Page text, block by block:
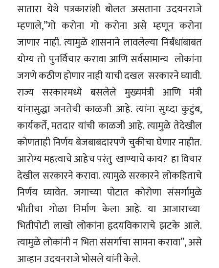
सातारा येथे पत्रकारांशी बोलत असताना उदयनराजे
म्हणाले,”गो करोना गो करोना असे म्हणून करोना
जाणार नाही. त्यामुळे शासनाने लावलेल्या निर्बंधांबाबत
योग्य तो पुनर्विचार करावा आणि सर्वसामान्य लोकांना
जगणे कठीण होणार नाही याची दखल सरकारने घ्यावी.
राज्य सरकारमध्ये बसलेले मुख्यमंत्री आणि मंत्री
यांनासुद्धा जनतेची काळजी आहे. त्यांना सुध्दा कुटुंब,
कार्यकर्ते, मतदार यांची काळजी आहे. त्यामुळे तेदेखील
कोणताही निर्णय बेजबाबदारपणे चुकीचा घेणार नाहीत.
आरोग्य महत्वाचे आहेच परंतु खाण्याचे काय? हा विचार
देखील सरकारने करावा. त्यामुळे सरकारने लोकहिताचे
निर्णय घ्यावेत. जगाच्या पोटात कोरोणा संसर्गामुळे
भीतीचा गोळा निर्माण केला आहे. या आजाराच्या
भितीपोटी लाखो लोकांना हृदयविकाराचे झटके आले.
त्यामुळे लोकांनी न भिता संसर्गाचा सामना करावा”, असे
आव्हान उदयनराजे भोसले यांनी केले.